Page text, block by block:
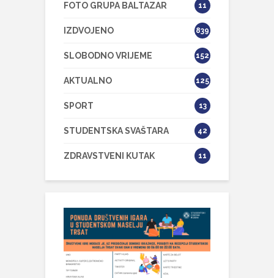
FOTO GRUPA BALTAZAR 11
IZDVOJENO 839
SLOBODNO VRIJEME 152
AKTUALNO 125
SPORT 13
STUDENTSKA SVAŠTARA 42
ZDRAVSTVENI KUTAK 11